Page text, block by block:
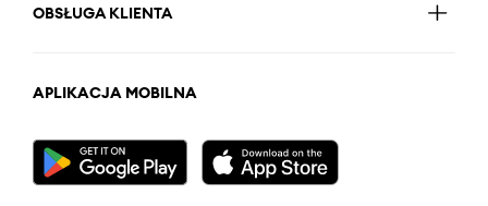
OBSŁUGA KLIENTA
APLIKACJA MOBILNA